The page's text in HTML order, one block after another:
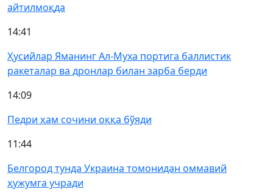
айтилмоқда
14:41
Ҳусийлар Яманинг Ал-Муха портига баллистик
ракеталар ва дронлар билан зарба берди
14:09
Педри ҳам сочини оққа бўяди
11:44
Белгород тунда Украина томонидан оммавий
ҳужумга учради